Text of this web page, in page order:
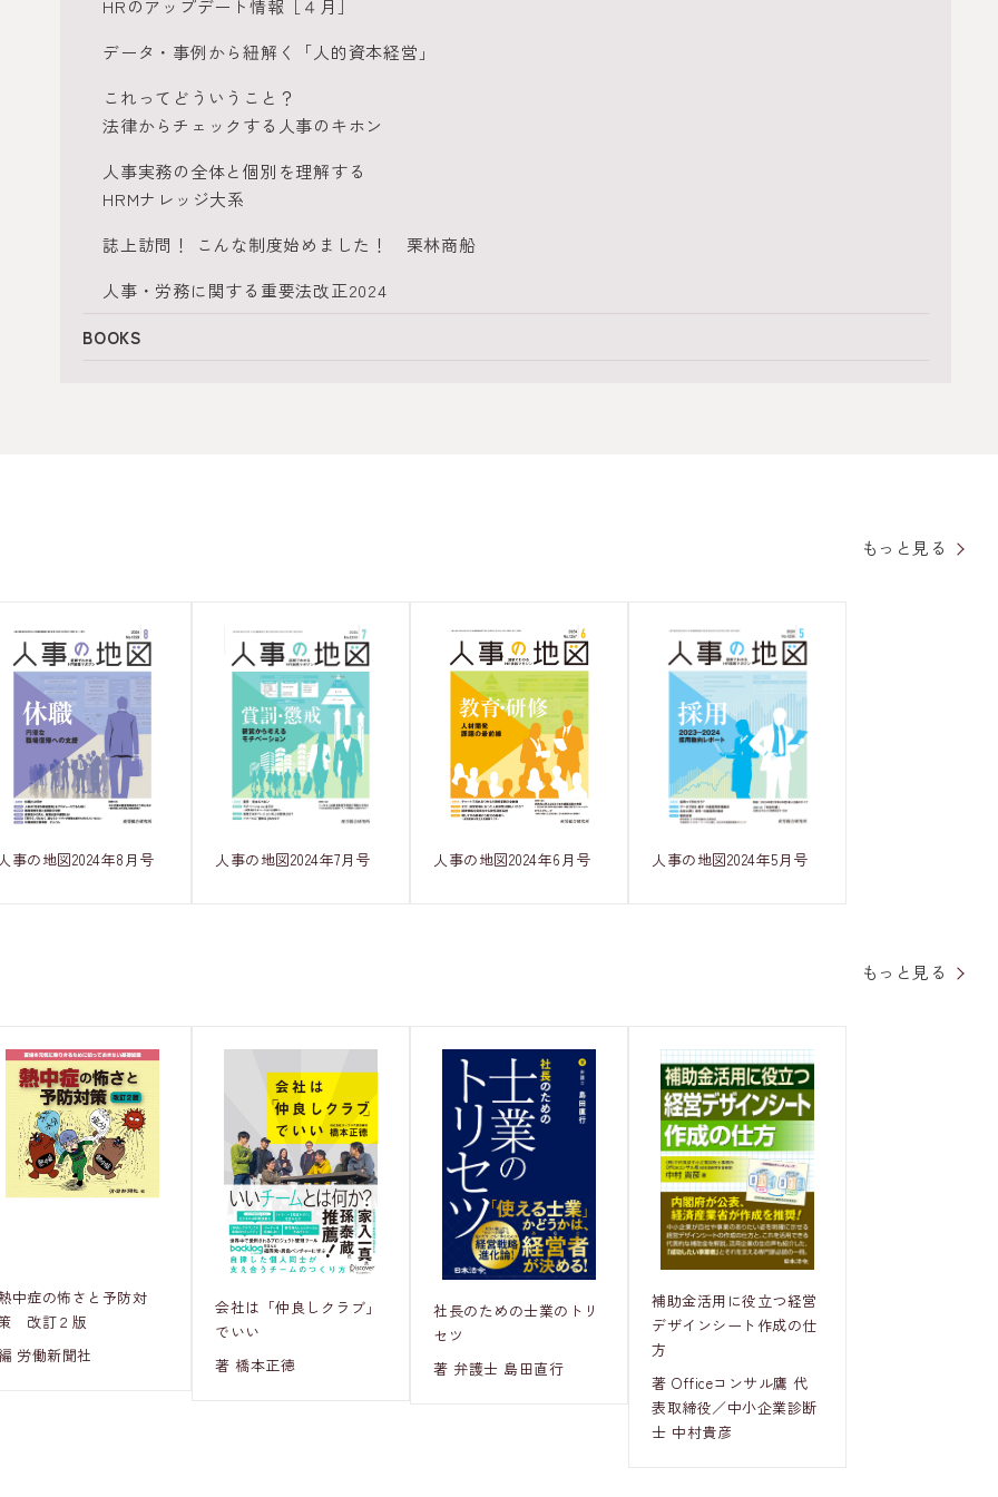
HRのアップデート情報［４月］
データ・事例から紐解く「人的資本経営」
これってどういうこと？
法律からチェックする人事のキホン
人事実務の全体と個別を理解する
HRMナレッジ大系
誌上訪問！ こんな制度始めました！ 栗林商船
人事・労務に関する重要法改正2024
BOOKS
もっと見る
事の地図2024年8月号 人事の地図2024年7月号 人事の地図2024年6月号 人事の地図2024年5月号
もっと見る
中症の怖さと予防対
改訂２版
労働新聞社
会社は「仲良しクラブ」
でいい
著 橋本正徳
社長のための士業のトリ
セツ
著 弁護士 島田直行
補助金活用に役立つ経営
デザインシート作成の仕
方
著 Officeコンサル鷹 代
表取締役／中小企業診断
士 中村貴彦